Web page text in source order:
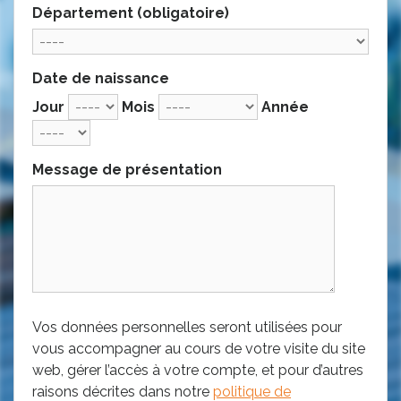
Département (obligatoire)
Date de naissance
Jour
Mois Année
Message de présentation
Vos données personnelles seront utilisées pour
vous accompagner au cours de votre visite du site
web, gérer l’accès à votre compte, et pour d’autres
raisons décrites dans notre politique de